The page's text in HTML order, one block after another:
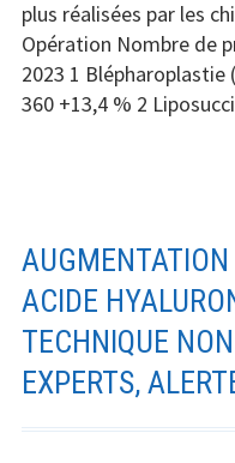
plus réalisées par les
Opération Nombre de
2023 1 Blépharoplastie
360 +13,4 % 2
AUGMENTATION
ACIDE
TECHNIQUE
EXPERTS,